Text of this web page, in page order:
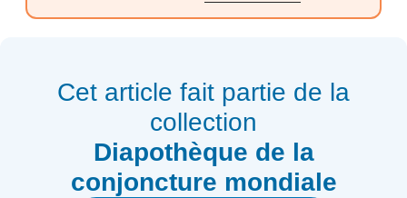
Cet article fait partie de la
collection
Diapothèque de la
conjoncture mondiale